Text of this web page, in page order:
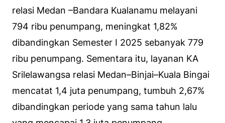
relasi Medan –Bandara Kualanamu melayani
794 ribu penumpang, meningkat 1,82%
dibandingkan Semester I 2025 sebanyak 779
ribu penumpang. Sementara itu, layanan KA
Srilelawangsa relasi Medan–Binjai–Kuala Bingai
mencatat 1,4 juta penumpang, tumbuh 2,67%
dibandingkan periode yang sama tahun lalu